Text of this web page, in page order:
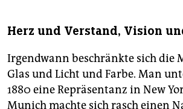
Herz und Verstand, Vision
Irgendwann beschränkte sich die
Glas und Licht und Farbe. Man
1880 eine Repräsentanz in New
Munich machte sich rasch einen